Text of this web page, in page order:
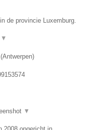
de provincie Luxemburg.
▼
(Antwerpen)
▼